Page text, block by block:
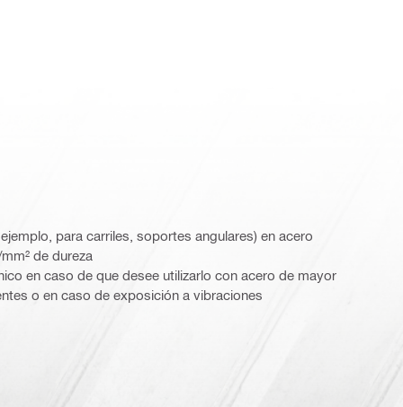
para carriles, soportes angulares) en acero
de dureza
en caso de que desee utilizarlo con acero de mayor
o en caso de exposición a vibraciones